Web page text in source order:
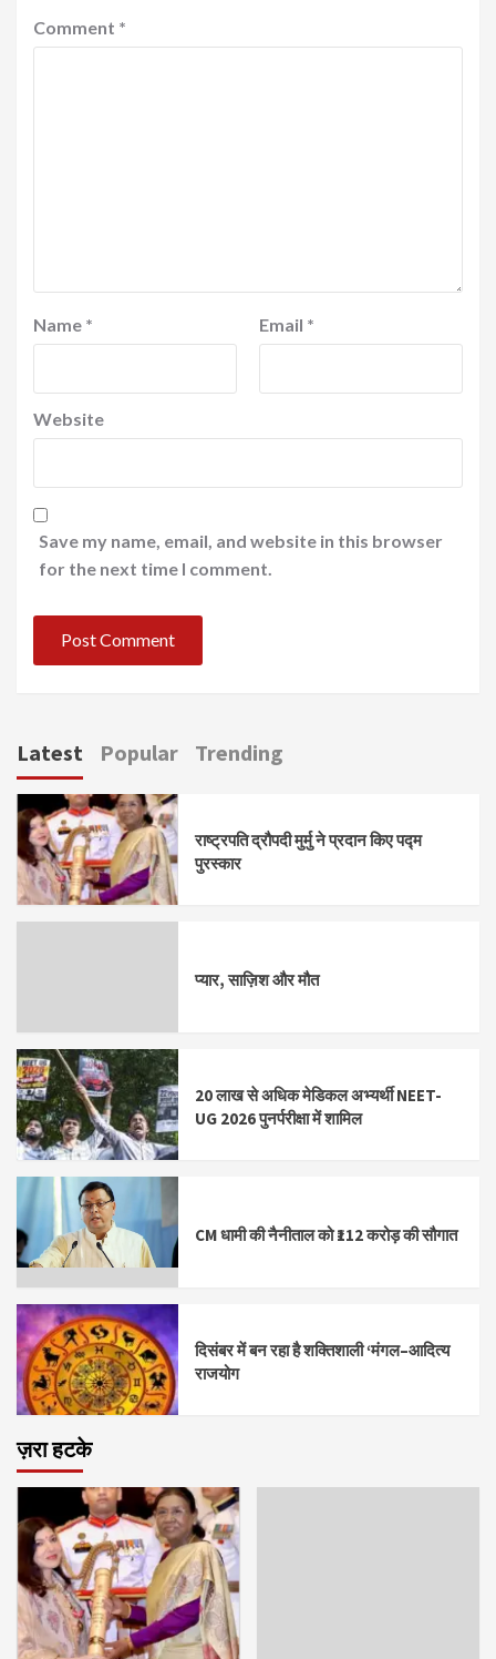
Comment *
Name * Email *
Website
Save my name, email, and website in this browser
for the next time I comment.
Latest Popular Trending
राष्ट्रपति द्रौपदी मुर्मु ने प्रदान किए पद्म
पुरस्कार
प्यार, साज़िश और मौत
20 लाख से अधिक मेडिकल अभ्यर्थी NEET-
UG 2026 पुनर्परीक्षा में शामिल
CM धामी की नैनीताल को ₹112 करोड़ की सौगात
दिसंबर में बन रहा है शक्तिशाली ‘मंगल–आदित्य
राजयोग
ज़रा हटके